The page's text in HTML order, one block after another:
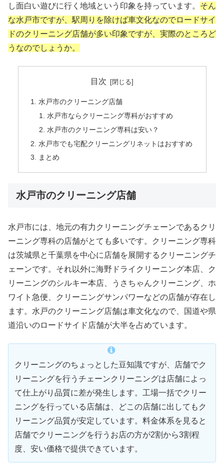
し面白い遊びに行く地域という印象を持っています。 そん
な水戸市ですが、駅周りを除けば車文化なのでロードサイ
ドのクリーニング店舗が多い印象ですが、実際のところど
うなのでしょうか。
目次
水戸市のクリーニング店舗
水戸市ならクリーニング専科がおすすめ
水戸市のクリーニング専科は安い？
水戸市でも宅配クリーニングリネットはおすすめ
まとめ
水戸市のクリーニング店舗
水戸市には、地元の有力クリーニングチェーンであるクリ
ーニング専科の店舗がとても多いです。クリーニング専科
は茨城県と千葉県を中心に店舗を展開するクリーニングチ
ェーンです。それ以外に海野ドライクリーニング本店、ク
リーニングのシルキー本店、うさちゃんクリーニング、ホ
ワイト急便、クリーニングサンパワーなどの店舗が存在し
ます。水戸のクリーニング店舗は車文化なので、国道や県
道沿いのロードサイド店舗が大半を占めています。
クリーニングのちょっとした豆知識ですが、店舗でク
リーニングを行うチェーンクリーニングは店舗によっ
て仕上がり品質に差が発生します。工場一括でクリー
ニングを行っている店舗は、どこの店舗に出してもク
リーニング品質が安定しています。料金体系を見ると
店舗でクリーニングを行うお店の方が2割から3割程
度、安い価格で提供できています。